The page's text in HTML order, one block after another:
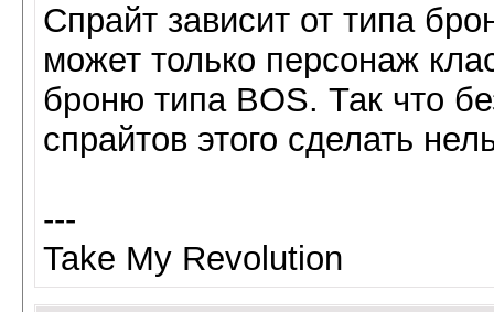
Спрайт зависит от типа
может только персонаж
броню типа BOS. Так что
спрайтов этого сделать
---
Take My Revolution